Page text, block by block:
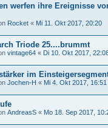
werfen ihre Ereignisse
Rocket « Mi 11. Okt 2017, 20:20
Triode 25....brummt
vintage64 « Di 10. Okt 2017,
im
Jochen-H « Mi 4. Okt 2017, 16:51
AndreasS « Mo 18. Sep 2017,